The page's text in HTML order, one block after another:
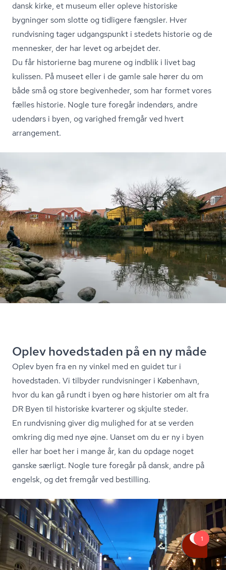
dansk kirke, et museum eller opleve historiske
bygninger som slotte og tidligere fængsler. Hver
rundvisning tager udgangspunkt i stedets historie og de
mennesker, der har levet og arbejdet der.
Du får historierne bag murene og indblik i livet bag
kulissen. På museet eller i de gamle sale hører du om
både små og store begivenheder, som har formet vores
fælles historie. Nogle ture foregår indendørs, andre
udendørs i byen, og varighed fremgår ved hvert
arrangement.
Oplev hovedstaden på en ny måde
Oplev byen fra en ny vinkel med en guidet tur i
hovedstaden. Vi tilbyder rundvisninger i København,
hvor du kan gå rundt i byen og høre historier om alt fra
DR Byen til historiske kvarterer og skjulte steder.
En rundvisning giver dig mulighed for at se verden
omkring dig med nye øjne. Uanset om du er ny i byen
eller har boet her i mange år, kan du opdage noget
ganske særligt. Nogle ture foregår på dansk, andre på
engelsk, og det fremgår ved bestilling.